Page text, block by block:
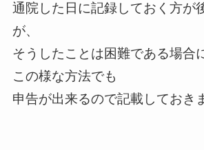
通院した日に記録しておく方が
が、
そうしたことは困難である場合
この様な方法でも
申告が出来るので記載しておき